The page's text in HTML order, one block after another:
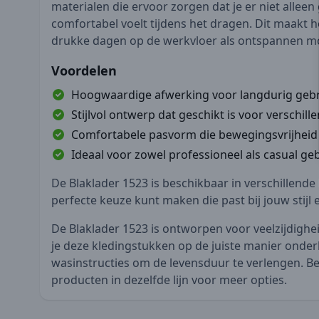
materialen die ervoor zorgen dat je er niet
comfortabel voelt tijdens het dragen. Dit maakt
drukke dagen op de werkvloer als ontspannen
Voordelen
Hoogwaardige afwerking voor langdurig
Stijlvol ontwerp dat geschikt is voor
Comfortabele pasvorm die bewegingsvrijheid
Ideaal voor zowel professioneel als casual
De Blaklader 1523 is beschikbaar in
perfecte keuze kunt maken die past bij jouw stijl
De Blaklader 1523 is ontworpen voor
je deze kledingstukken op de juiste manier
wasinstructies om de levensduur te verlengen.
producten in dezelfde lijn voor meer opties.